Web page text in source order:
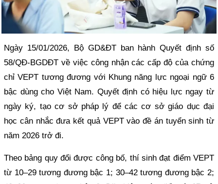
Ngày 15/01/2026, Bộ GD&ĐT ban hành Quyết định số
58/QĐ-BGDĐT về việc công nhận các cấp độ của chứng
chỉ VEPT tương đương với Khung năng lực ngoại ngữ 6
bậc dùng cho Việt Nam. Quyết định có hiệu lực ngay từ
ngày ký, tạo cơ sở pháp lý để các cơ sở giáo dục đại
học cân nhắc đưa kết quả VEPT vào đề án tuyển sinh từ
năm 2026 trở đi.
Theo bảng quy đổi được công bố, thí sinh đạt điểm VEPT
từ 10–29 tương đương bậc 1; 30–42 tương đương bậc 2;